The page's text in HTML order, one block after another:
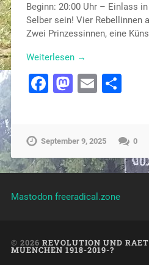
Beginn: 20:00 Uhr – Einlass
Selber sein! Vier Rebellinnen
Zwei Prinzessinnen, eine
Weiterlesen →
Facebook
Mastodon
Email
September 9, 2025 0
Mastodon freeradical.zone
© 2026 REVOLUTION UND
MUENCHEN 1918-2019-?